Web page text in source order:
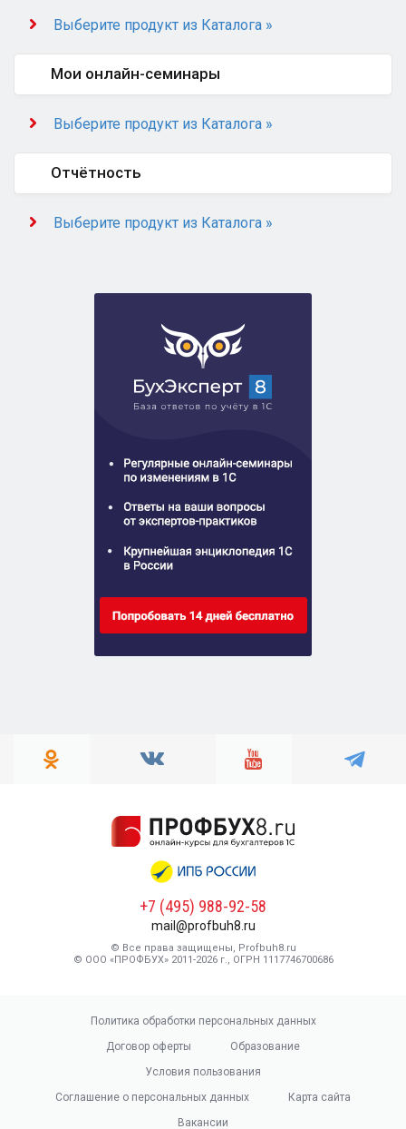
Выберите продукт из Каталога »
Мои онлайн-семинары
Выберите продукт из Каталога »
Отчётность
Выберите продукт из Каталога »
+7 (495) 988-92-58
mail@profbuh8.ru
© Все права защищены, Profbuh8.ru
© ООО «ПРОФБУХ» 2011-2026 г., ОГРН 1117746700686
Политика обработки персональных данных
Договор оферты
Образование
Условия пользования
Соглашение о персональных данных
Карта сайта
Вакансии